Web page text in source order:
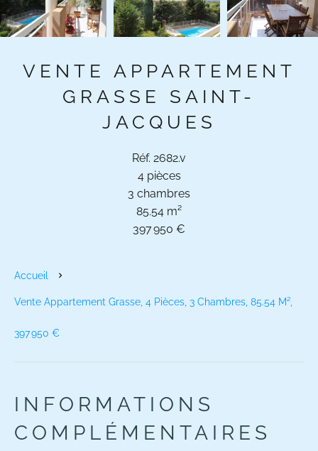
VENTE APPARTEMENT
GRASSE SAINT-
JACQUES
Réf. 2682.v
4 pièces
3 chambres
85.54 m²
397 950 €
Accueil
Vente Appartement Grasse, 4 Pièces, 3 Chambres, 85.54 M²,
397 950 €
INFORMATIONS
COMPLÉMENTAIRES